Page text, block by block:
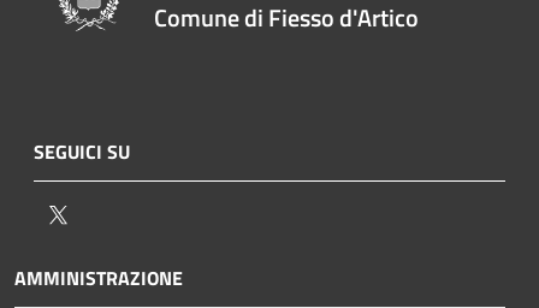
Comune di Fiesso d'Artico
SEGUICI SU
AMMINISTRAZIONE